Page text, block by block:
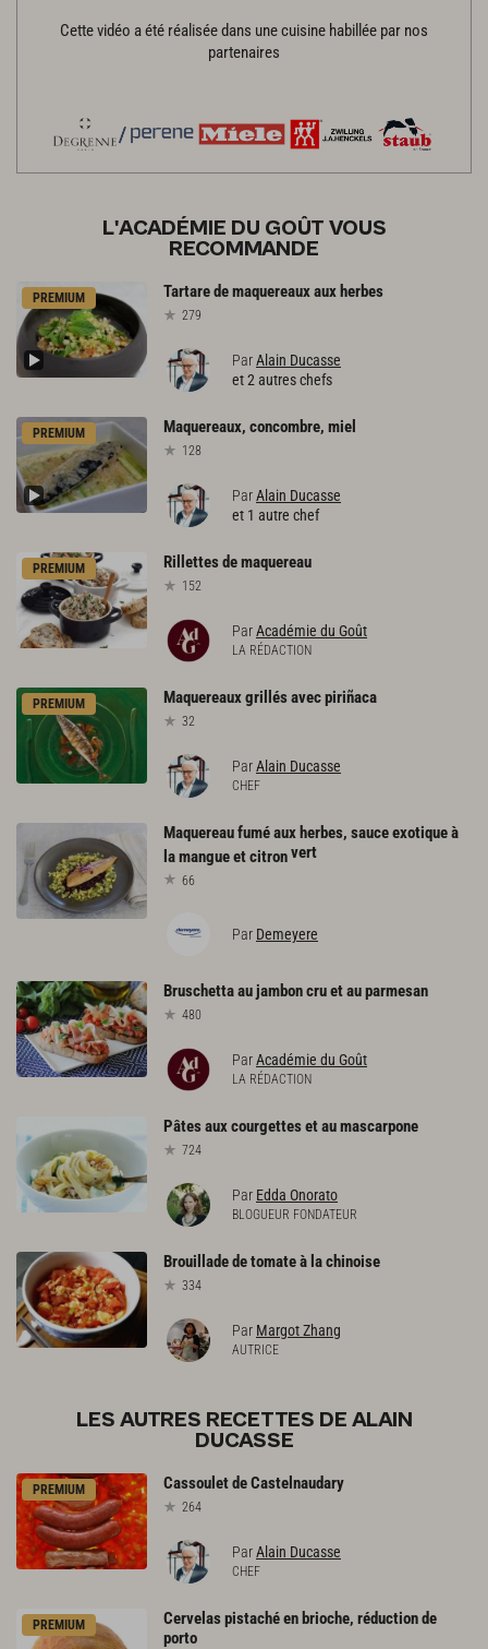
Cette vidéo a été réalisée dans une cuisine habillée par nos
partenaires
L'ACADÉMIE DU GOÛT VOUS
RECOMMANDE
PREMIUM Tartaredemaquereauxaux herbes
279
ParAlain Ducasse
et 2 autres chefs
PREMIUM Maquereaux, concombre, miel
128
ParAlain Ducasse
et 1 autre chef
PREMIUM Rillettesdemaquereau
152
ParAcadémie du Goût
LA RÉDACTION
PREMIUM Maquereauxgrillésavecpiriñaca
32
ParAlain Ducasse
CHEF
Maquereau fumé aux herbes, sauce exotique à
la mangue et citronvert
66
Par Demeyere
Bruschettaaujamboncruetauparmesan
480
ParAcadémie du Goût
LA RÉDACTION
Pâtesauxcourgettesetaumascarpone
724
Par Edda Onorato
BLOGUEUR FONDATEUR
Brouilladedetomateà lachinoise
334
Par Margot Zhang
AUTRICE
LES AUTRES RECETTES DE ALAIN
DUCASSE
PREMIUM CassouletdeCastelnaudary
264
ParAlain Ducasse
CHEF
PREMIUM Cervelaspistachéen brioche, réductionde
porto